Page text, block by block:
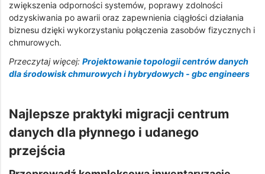
zwiększenia odporności systemów, poprawy zdolności
odzyskiwania po awarii oraz zapewnienia ciągłości działania
biznesu dzięki wykorzystaniu połączenia zasobów fizycznych i
chmurowych.
Przeczytaj więcej: Projektowanie topologii centrów danych
dla środowisk chmurowych i hybrydowych - gbc engineers
Najlepsze praktyki migracji centrum
danych dla płynnego i udanego
przejścia